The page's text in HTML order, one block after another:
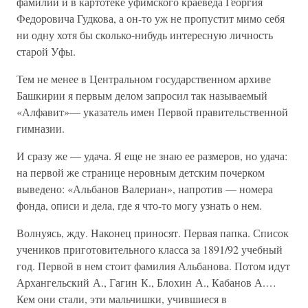
Федоровича Гудкова, а он-то уж не пропустит мимо себя
ни одну хотя бы сколько-нибудь интересную личность
старой Уфы.
Тем не менее в Центральном государственном архиве
Башкирии я первым делом запросил так называемый
«Алфавит»— указатель имен Первой правительственной
гимназии.
И сразу же — удача. Я еще не знаю ее размеров, но удача:
на первой же странице неровным детским почерком
выведено: «Альбанов Валериан», напротив — номера
фонда, описи и дела, где я что-то могу узнать о нем.
Волнуясь, жду. Наконец приносят. Первая папка. Список
учеников приготовительного класса за 1891/92 учебный
год. Первой в нем стоит фамилия Альбанова. Потом идут
Архангельский А., Гагин К., Блохин А., Кабанов А.…
Кем они стали, эти мальчишки, учившиеся в